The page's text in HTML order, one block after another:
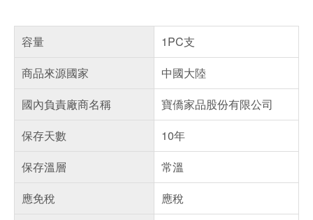
容量
1PC支
商品來源國家
中國大陸
國內負責廠商名稱
寶僑家品股份有限公司
保存天數
10年
保存溫層
常溫
應免稅
應稅